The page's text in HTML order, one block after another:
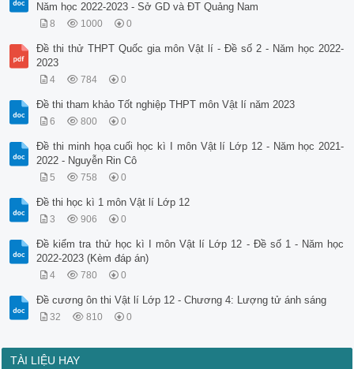
Năm học 2022-2023 - Sở GD và ĐT Quảng Nam
8 1000 0
Đề thi thử THPT Quốc gia môn Vật lí - Đề số 2 - Năm học 2022-
2023
4 784 0
Đề thi tham khảo Tốt nghiệp THPT môn Vật lí năm 2023
6 800 0
Đề thi minh họa cuối học kì I môn Vật lí Lớp 12 - Năm học 2021-
2022 - Nguyễn Rin Cô
5 758 0
Đề thi học kì 1 môn Vật lí Lớp 12
3 906 0
Đề kiểm tra thử học kì I môn Vật lí Lớp 12 - Đề số 1 - Năm học
2022-2023 (Kèm đáp án)
4 780 0
Đề cương ôn thi Vật lí Lớp 12 - Chương 4: Lượng tử ánh sáng
32 810 0
TÀI LIỆU HAY